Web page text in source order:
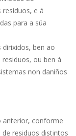
e á
para a súa
ben ao
ou ben á
non daniños
conforme
residuos distintos